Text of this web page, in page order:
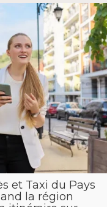
et Taxi du Pays
la région